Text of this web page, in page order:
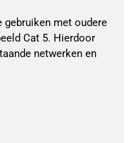
met oudere
Cat 5. Hierdoor
netwerken en